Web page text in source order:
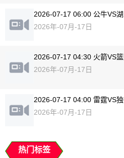
2026-07-17 06:00 公牛VS湖
2026年-07月-17日
2026-07-17 04:30 火箭VS篮
2026年-07月-17日
2026-07-17 04:00 雷霆VS
2026年-07月-17日
热门标签